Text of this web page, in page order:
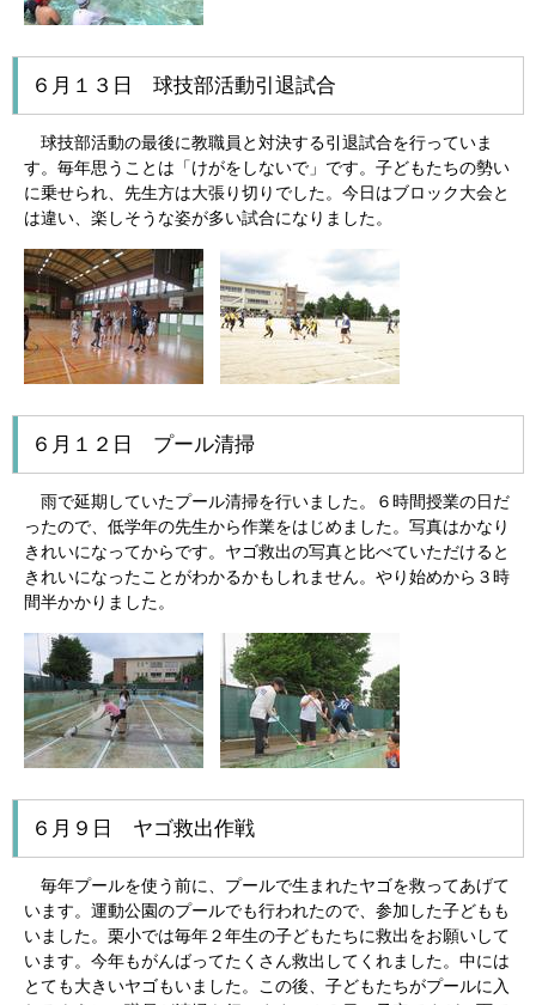
６月１３日 球技部活動引退試合
球技部活動の最後に教職員と対決する引退試合を行っていま
す。毎年思うことは「けがをしないで」です。子どもたちの勢い
に乗せられ、先生方は大張り切りでした。今日はブロック大会と
は違い、楽しそうな姿が多い試合になりました。
６月１２日 プール清掃
雨で延期していたプール清掃を行いました。６時間授業の日だ
ったので、低学年の先生から作業をはじめました。写真はかなり
きれいになってからです。ヤゴ救出の写真と比べていただけると
きれいになったことがわかるかもしれません。やり始めから３時
間半かかりました。
６月９日 ヤゴ救出作戦
毎年プールを使う前に、プールで生まれたヤゴを救ってあげて
います。運動公園のプールでも行われたので、参加した子どもも
いました。栗小では毎年２年生の子どもたちに救出をお願いして
います。今年もがんばってたくさん救出してくれました。中には
とても大きいヤゴもいました。この後、子どもたちがプールに入